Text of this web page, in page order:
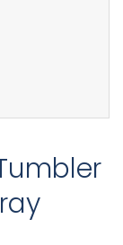
Tumbler